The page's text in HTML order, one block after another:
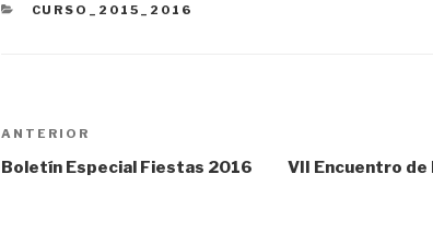
CATEGORÍAS
CURSO_2015_2016
Navegación
de
Entrada
anterior:
ANTERIOR
Boletín Especial Fiestas 2016
VII Encuentro